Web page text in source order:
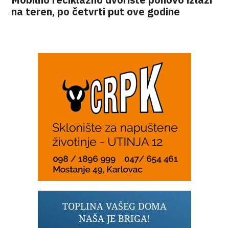
na teren, po četvrti put ove godine